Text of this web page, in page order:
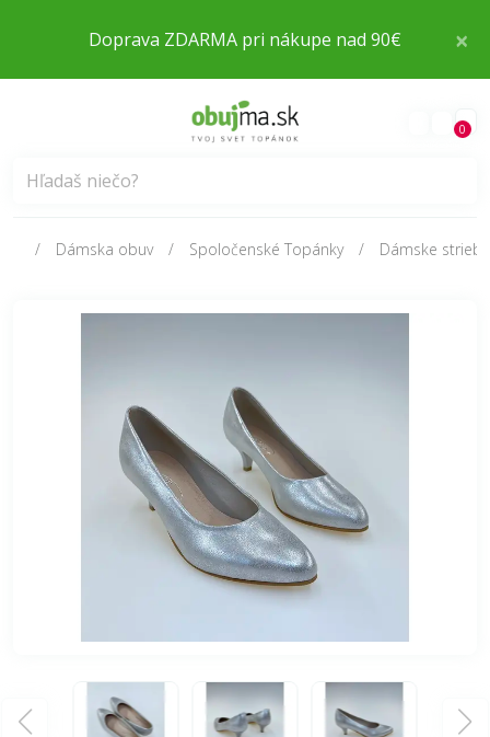
×
ZDARMA! ZDARMA!
Doprava ZDARMA pri nákupe nad 90€
0
Dámska obuv Spoločenské Topánky Dámske